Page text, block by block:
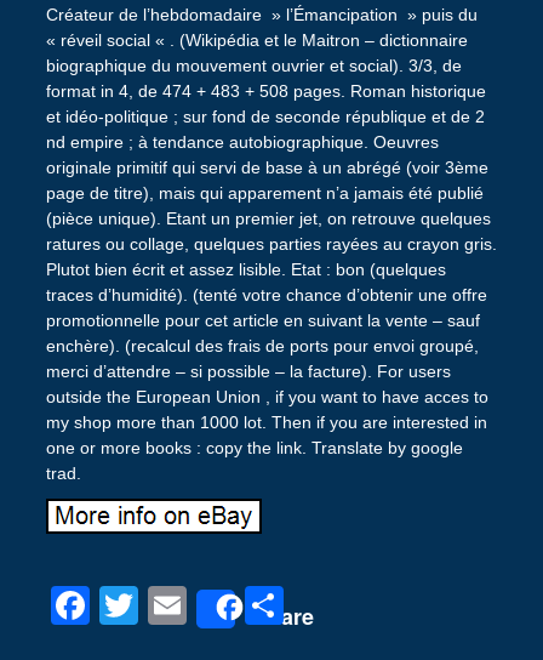
Créateur de l’hebdomadaire » l’Émancipation » puis du
« réveil social « . (Wikipédia et le Maitron – dictionnaire
biographique du mouvement ouvrier et social). 3/3, de
format in 4, de 474 + 483 + 508 pages. Roman historique
et idéo-politique ; sur fond de seconde république et de 2
nd empire ; à tendance autobiographique. Oeuvres
originale primitif qui servi de base à un abrégé (voir 3ème
page de titre), mais qui apparement n’a jamais été publié
(pièce unique). Etant un premier jet, on retrouve quelques
ratures ou collage, quelques parties rayées au crayon gris.
Plutot bien écrit et assez lisible. Etat : bon (quelques
traces d’humidité). (tenté votre chance d’obtenir une offre
promotionnelle pour cet article en suivant la vente – sauf
enchère). (recalcul des frais de ports pour envoi groupé,
merci d’attendre – si possible – la facture). For users
outside the European Union , if you want to have acces to
my shop more than 1000 lot. Then if you are interested in
one or more books : copy the link. Translate by google
trad.
F
T
E
Share
P